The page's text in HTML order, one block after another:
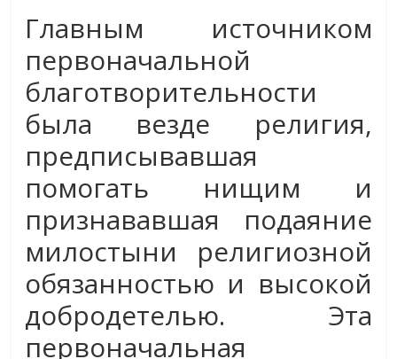
Главным источником
первоначальной
благотворительности
была везде религия,
предписывавшая
помогать нищим и
признававшая подаяние
милостыни религиозной
обязанностью и высокой
добродетелью. Эта
первоначальная